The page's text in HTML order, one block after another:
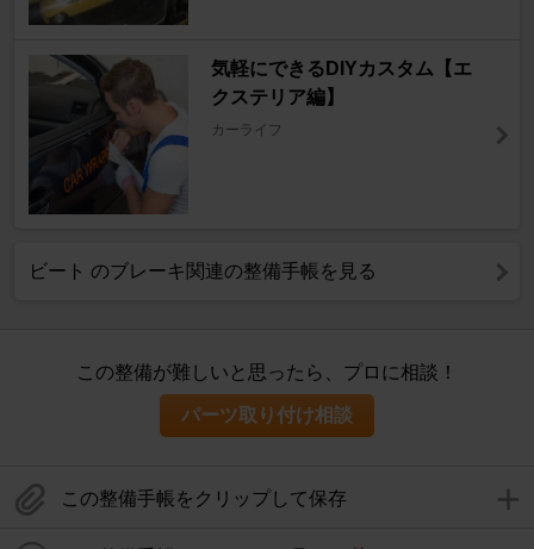
気軽にできるDIYカスタム【エ
クステリア編】
カーライフ
ビート のブレーキ関連の整備手帳を見る
この整備が難しいと思ったら、プロに相談！
パーツ取り付け相談
この整備手帳をクリップして保存